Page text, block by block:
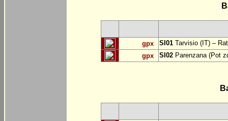
gpx SI01 Tarvisio (IT) –
gpx
SI02 Parenzana (Pot